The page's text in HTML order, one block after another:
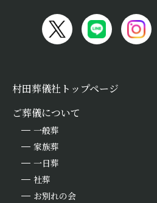
村田葬儀社トップページ
ご葬儀について
一般葬
家族葬
一日葬
社葬
お別れの会